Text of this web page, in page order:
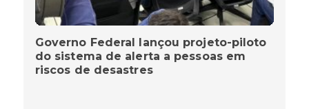
Governo Federal lançou projeto-piloto
do sistema de alerta a pessoas em
riscos de desastres